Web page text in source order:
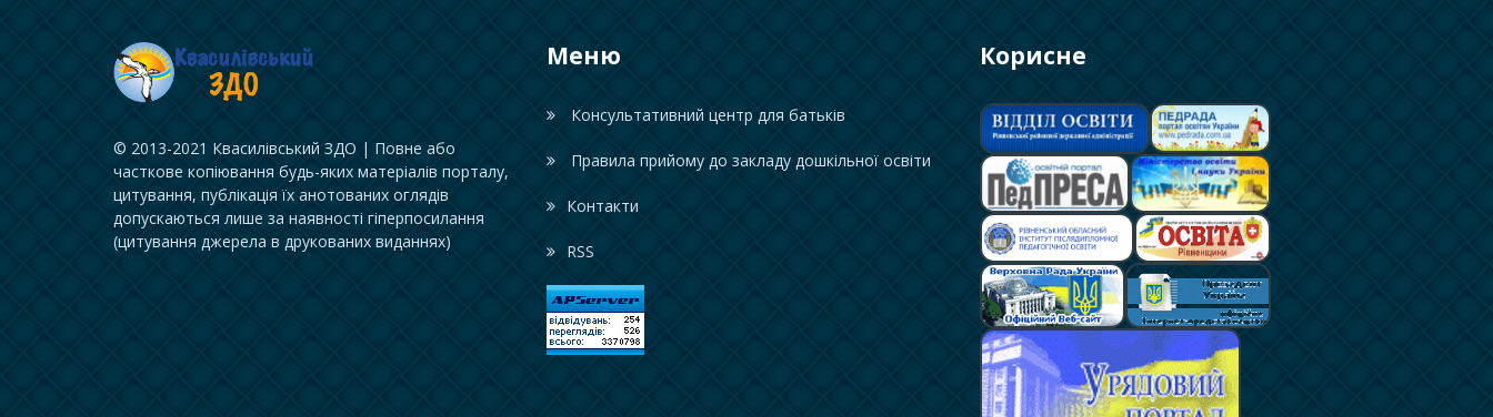
© 2013-2021 Квасилівський ЗДО | Повне або
часткове копіювання будь-яких матеріалів порталу,
цитування, публікація їх анотованих оглядів
допускаються лише за наявності гіперпосилання
(цитування джерела в друкованих виданнях)
Меню
Консультативний центр для батьків
Правила прийому до закладу дошкільної освіти
Контакти
RSS
Корисне